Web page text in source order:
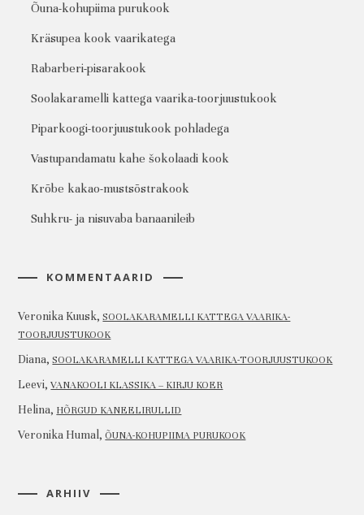
Õuna-kohupiima purukook
Kräsupea kook vaarikatega
Rabarberi-pisarakook
Soolakaramelli kattega vaarika-toorjuustukook
Piparkoogi-toorjuustukook pohladega
Vastupandamatu kahe šokolaadi kook
Krõbe kakao-mustsõstrakook
Suhkru- ja nisuvaba banaanileib
KOMMENTAARID
Veronika Kuusk,SOOLAKARAMELLI KATTEGA VAARIKA-
TOORJUUSTUKOOK
Diana,SOOLAKARAMELLI KATTEGA VAARIKA-TOORJUUSTUKOOK
Leevi,VANAKOOLI KLASSIKA – KIRJU KOER
Helina, HÕRGUD KANEELIRULLID
Veronika Humal, ÕUNA-KOHUPIIMA PURUKOOK
ARHIIV